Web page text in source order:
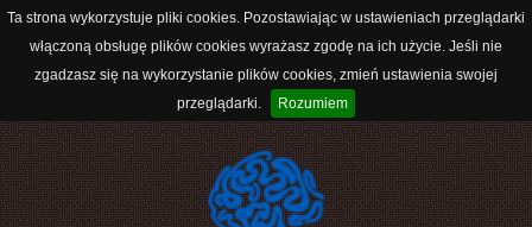
Ta strona wykorzystuje pliki cookies. Pozostawiając w ustawieniach przeglądarki
włączoną obsługę plików cookies wyrażasz zgodę na ich użycie. Jeśli nie
zgadzasz się na wykorzystanie plików cookies, zmień ustawienia swojej
przeglądarki.
Rozumiem